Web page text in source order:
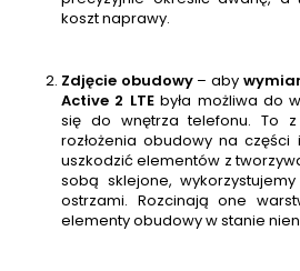
koszt naprawy.
Zdjęcie obudowy– aby
Active 2 LTEbyła możliwa do
się do wnętrza telefonu. To
rozłożenia obudowy na
uszkodzić elementów z
sobą sklejone,
ostrzami. Rozcinają one
elementy obudowy w stanie